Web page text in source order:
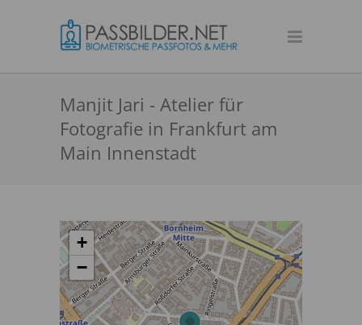
Manjit Jari - Atelier für
Fotografie in Frankfurt am
Main Innenstadt
+
−